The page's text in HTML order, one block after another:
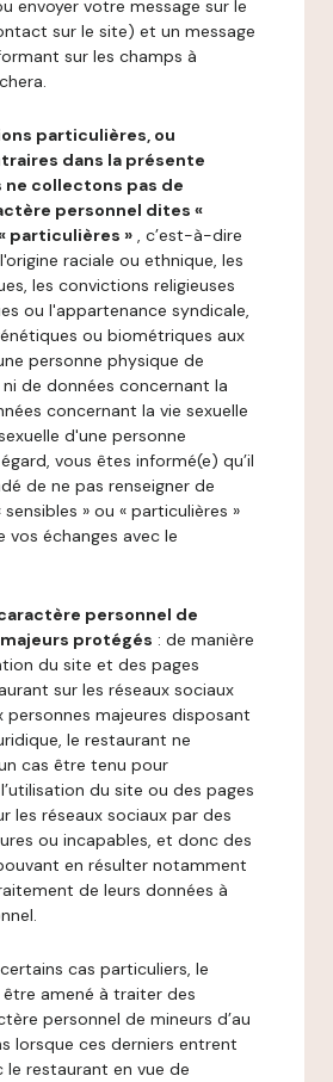
envoyer votre message sur le
sur le site) et un message
sur les champs à
particulières, ou
dans la présente
collectons pas de
personnel dites «
particulières » , c’est-à-dire
raciale ou ethnique, les
les convictions religieuses
ou l'appartenance syndicale,
ou biométriques aux
personne physique de
de données concernant la
concernant la vie sexuelle
d'une personne
vous êtes informé(e) qu’il
de ne pas renseigner de
» ou « particulières »
vos échanges avec le
personnel de
protégés : de manière
du site et des pages
sur les réseaux sociaux
personnes majeures disposant
le restaurant ne
cas être tenu pour
du site ou des pages
les réseaux sociaux par des
ou incapables, et donc des
en résulter notamment
de leurs données à
cas particuliers, le
amené à traiter des
personnel de mineurs d’au
lorsque ces derniers entrent
restaurant en vue de